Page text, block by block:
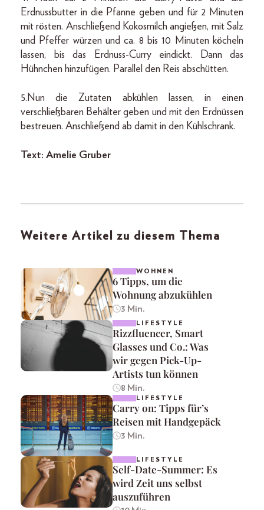
Erdnussbutter in die Pfanne geben und für 2 Minuten
mit rösten. Anschließend Kokosmilch angießen, mit Salz
und Pfeffer würzen und ca. 8 bis 10 Minuten köcheln
lassen, bis das Erdnuss-Curry eindickt. Dann das
Hühnchen hinzufügen. Parallel den Reis abschütten.
5.Nun die Zutaten abkühlen lassen, in einen
verschließbaren Behälter geben und mit den Erdnüssen
bestreuen. Anschließend ab damit in den Kühlschrank.
Text: Amelie Gruber
Weitere Artikel zu diesem Thema
WOHNEN
6 Tipps, um die
Wohnung abzukühlen
3 Min.
LIFESTYLE
Rizzfluencer, Smart
Glasses und Co.: Was
wir gegen Pick-Up-
Artists tun können
8 Min.
LIFESTYLE
Carry on: Tipps für’s
Reisen mit Handgepäck
3 Min.
LIFESTYLE
Self-Date-Summer: Es
wird Zeit uns selbst
auszuführen